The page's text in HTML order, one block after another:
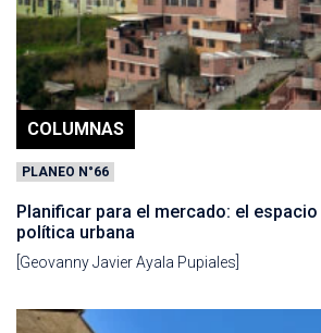
COLUMNAS
PLANEO N°66
Planificar para el mercado: el
política urbana
[Geovanny Javier Ayala Pupiales]